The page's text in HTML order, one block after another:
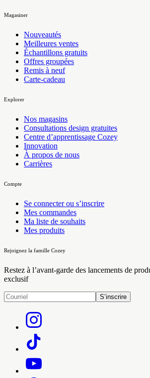
Magasiner
Nouveautés
Meilleures ventes
Échantillons gratuits
Offres groupées
Remis à neuf
Carte-cadeau
Explorer
Nos magasins
Consultations design gratuites
Centre d’apprentissage Cozey
Innovation
À propos de nous
Carrières
Compte
Se connecter ou s’inscrire
Mes commandes
Ma liste de souhaits
Mes produits
Rejoignez la famille Cozey
Restez à l’avant-garde des lancements de
exclusif
S’inscrire